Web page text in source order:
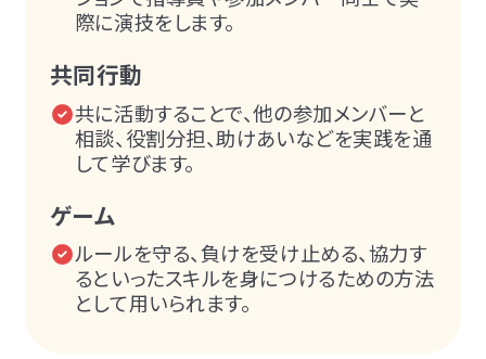
際に演技をします。
共同行動
共に活動することで、他の参加メンバーと
相談、役割分担、助けあいなどを実践を通
して学びます。
ゲーム
ルールを守る、負けを受け止める、協力す
るといったスキルを身につけるための方法
として用いられます。